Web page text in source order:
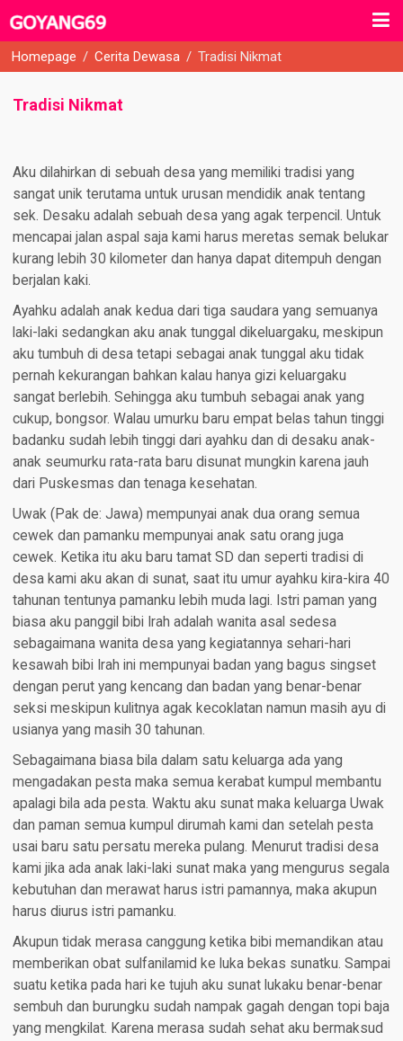
Homepage / Cerita Dewasa / Tradisi Nikmat
Tradisi Nikmat
Aku dilahirkan di sebuah desa yang memiliki tradisi yang
sangat unik terutama untuk urusan mendidik anak tentang
sek. Desaku adalah sebuah desa yang agak terpencil. Untuk
mencapai jalan aspal saja kami harus meretas semak belukar
kurang lebih 30 kilometer dan hanya dapat ditempuh dengan
berjalan kaki.
Ayahku adalah anak kedua dari tiga saudara yang semuanya
laki-laki sedangkan aku anak tunggal dikeluargaku, meskipun
aku tumbuh di desa tetapi sebagai anak tunggal aku tidak
pernah kekurangan bahkan kalau hanya gizi keluargaku
sangat berlebih. Sehingga aku tumbuh sebagai anak yang
cukup, bongsor. Walau umurku baru empat belas tahun tinggi
badanku sudah lebih tinggi dari ayahku dan di desaku anak-
anak seumurku rata-rata baru disunat mungkin karena jauh
dari Puskesmas dan tenaga kesehatan.
Uwak (Pak de: Jawa) mempunyai anak dua orang semua
cewek dan pamanku mempunyai anak satu orang juga
cewek. Ketika itu aku baru tamat SD dan seperti tradisi di
desa kami aku akan di sunat, saat itu umur ayahku kira-kira 40
tahunan tentunya pamanku lebih muda lagi. Istri paman yang
biasa aku panggil bibi Irah adalah wanita asal sedesa
sebagaimana wanita desa yang kegiatannya sehari-hari
kesawah bibi Irah ini mempunyai badan yang bagus singset
dengan perut yang kencang dan badan yang benar-benar
seksi meskipun kulitnya agak kecoklatan namun masih ayu di
usianya yang masih 30 tahunan.
Sebagaimana biasa bila dalam satu keluarga ada yang
mengadakan pesta maka semua kerabat kumpul membantu
apalagi bila ada pesta. Waktu aku sunat maka keluarga Uwak
dan paman semua kumpul dirumah kami dan setelah pesta
usai baru satu persatu mereka pulang. Menurut tradisi desa
kami jika ada anak laki-laki sunat maka yang mengurus segala
kebutuhan dan merawat harus istri pamannya, maka akupun
harus diurus istri pamanku.
Akupun tidak merasa canggung ketika bibi memandikan atau
memberikan obat sulfanilamid ke luka bekas sunatku. Sampai
suatu ketika pada hari ke tujuh aku sunat lukaku benar-benar
sembuh dan burungku sudah nampak gagah dengan topi baja
yang mengkilat. Karena merasa sudah sehat aku bermaksud